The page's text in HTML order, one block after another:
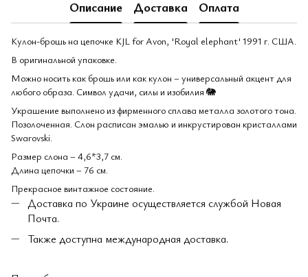
Описание Доставка Оплата
Кулон-брошь на цепочке KJL for Avon, 'Royal elephant' 1991 г. США.
В оригинальной упаковке.
Можно носить как брошь или как кулон – универсальный акцент для
любого образа. Символ удачи, силы и изобилия 🐘
Украшение выполнено из фирменного сплава металла золотого тона.
Позолоченная. Слон расписан эмалью и инкрустирован кристаллами
Swarovski.
Размер слона – 4,6*3,7 см.
Длина цепочки – 76 см.
Прекрасное винтажное состояние.
Доставка по Украине осуществляется службой Новая
Почта.
Также доступна международная доставка.